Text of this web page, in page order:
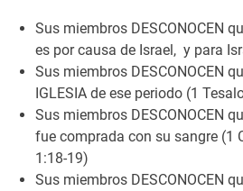
Sus miembros DESCONOCEN
es por causa de Israel, y para
Sus miembros DESCONOCEN
IGLESIA de ese periodo (1
Sus miembros DESCONOCEN
fue comprada con su sangre (1
1:18-19)
Sus miembros DESCONOCEN